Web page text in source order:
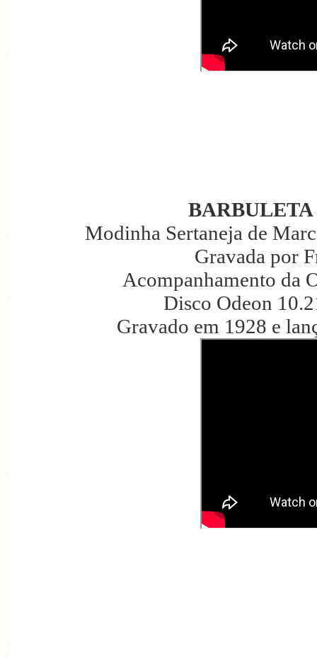
Modinha Sertaneja de
Gravada por
Acompanhamento da
Disco Odeon
Gravado em 1928 e